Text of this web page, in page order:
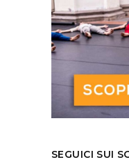
SEGUICI SUI